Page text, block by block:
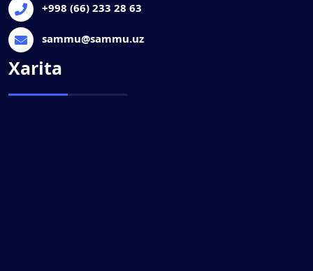
+998 (66) 233 28 63
sammu@sammu.uz
Xarita